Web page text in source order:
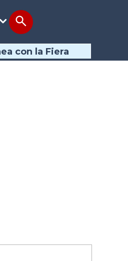
con la Fiera